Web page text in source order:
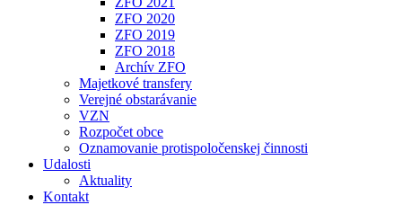
ZFO 2020
ZFO 2019
ZFO 2018
Archív ZFO
Majetkové transfery
Verejné obstarávanie
VZN
Rozpočet obce
Oznamovanie protispoločenskej činnosti
Udalosti
Aktuality
Kontakt